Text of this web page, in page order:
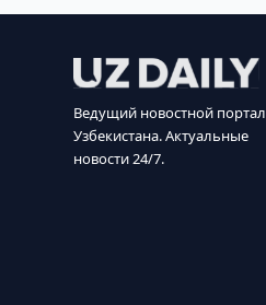
Ведущий новостной портал
Узбекистана. Актуальные
новости 24/7.